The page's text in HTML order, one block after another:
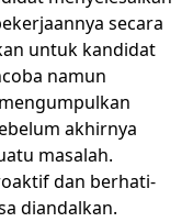
secara
untuk kandidat
namun
akhirnya
masalah.
dan berhati-
diandalkan.